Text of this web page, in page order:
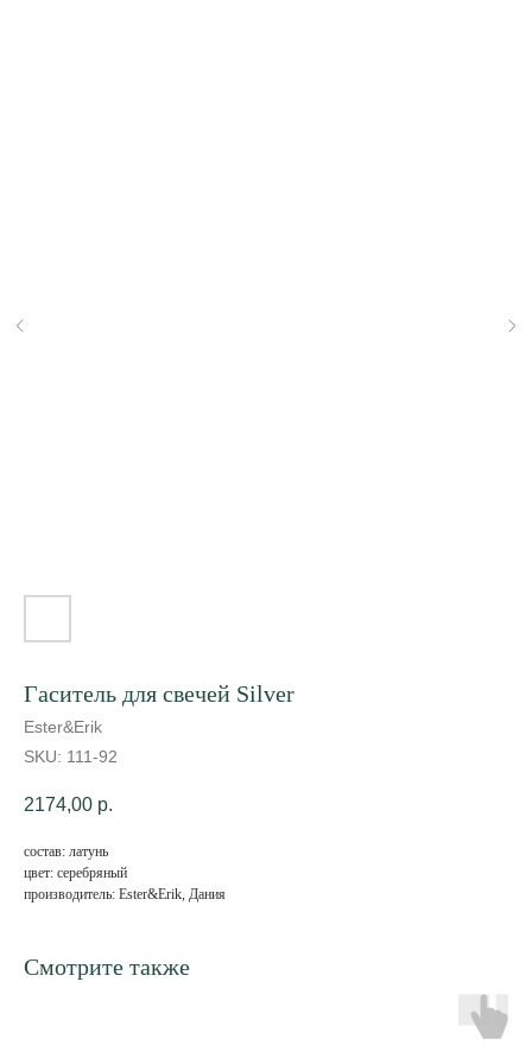
Гаситель для свечей Silver
Ester&Erik
SKU: 111-92
2174,00 р.
состав: латунь
цвет: серебряный
производитель: Ester&Erik, Дания
Смотрите также